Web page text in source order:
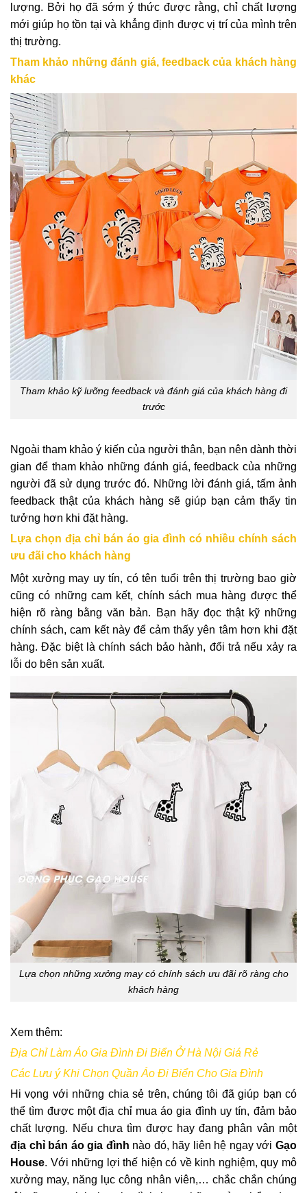
lượng. Bởi họ đã sớm ý thức được rằng, chỉ chất lượng
mới giúp họ tồn tại và khẳng định được vị trí của mình trên
thị trường.
Tham khảo những đánh giá, feedback của khách hàng
khác
Tham khảo kỹ lưỡng feedback và đánh giá của khách hàng đi
trước
Ngoài tham khảo ý kiến của người thân, bạn nên dành thời
gian để tham khảo những đánh giá, feedback của những
người đã sử dụng trước đó. Những lời đánh giá, tấm ảnh
feedback thật của khách hàng sẽ giúp bạn cảm thấy tin
tưởng hơn khi đặt hàng.
Lựa chọn địa chỉ bán áo gia đình có nhiều chính sách
ưu đãi cho khách hàng
Một xưởng may uy tín, có tên tuổi trên thị trường bao giờ
cũng có những cam kết, chính sách mua hàng được thể
hiện rõ ràng bằng văn bản. Bạn hãy đọc thật kỹ những
chính sách, cam kết này để cảm thấy yên tâm hơn khi đặt
hàng. Đặc biệt là chính sách bảo hành, đổi trả nếu xảy ra
lỗi do bên sản xuất.
Lựa chọn những xưởng may có chính sách ưu đãi rõ ràng cho
khách hàng
Xem thêm:
Địa Chỉ Làm Áo Gia Đình Đi Biển Ở Hà Nội Giá Rẻ
Các Lưu ý Khi Chọn Quần Áo Đi Biển Cho Gia Đình
Hi vọng với những chia sẻ trên, chúng tôi đã giúp bạn có
thể tìm được một địa chỉ mua áo gia đình uy tín, đảm bảo
chất lượng. Nếu chưa tìm được hay đang phân vân một
địa chỉ bán áo gia đình nào đó, hãy liên hệ ngay vớiGạo
House. Với những lợi thế hiện có về kinh nghiệm, quy mô
xưởng may, năng lục công nhân viên,… chắc chắn chúng